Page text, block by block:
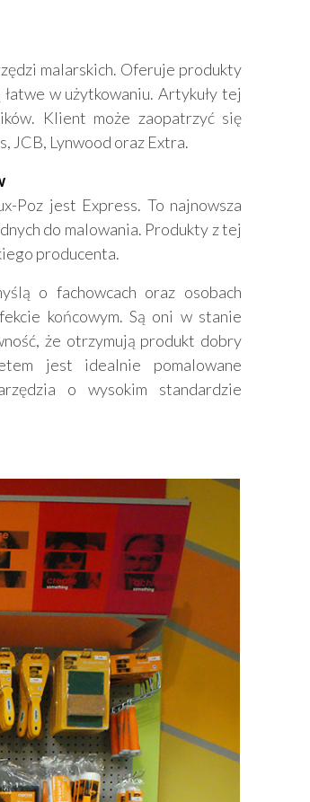
malarskich. Oferuje produkty
w użytkowaniu. Artykuły tej
Klient może zaopatrzyć się
JCB, Lynwood oraz Extra.
Poz jest Express. To najnowsza
do malowania. Produkty z tej
producenta.
o fachowcach oraz osobach
końcowym. Są oni w stanie
że otrzymują produkt dobry
jest idealnie pomalowane
o wysokim standardzie